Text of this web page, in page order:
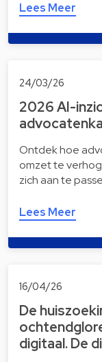
Lees Meer
24/03/26
2026 AI-
Ontdek hoe
omzet te
zich aan te
Lees Meer
16/04/26
De
digitaal. De